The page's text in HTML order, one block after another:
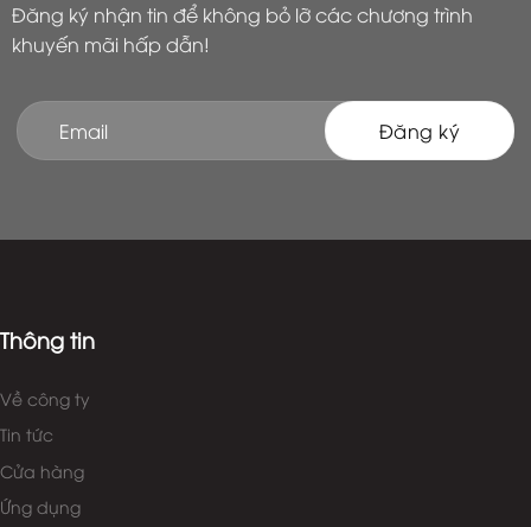
Đăng ký nhận tin để không bỏ lỡ các chương trình
khuyến mãi hấp dẫn!
Thông tin
Về công ty
Tin tức
Cửa hàng
Ứng dụng